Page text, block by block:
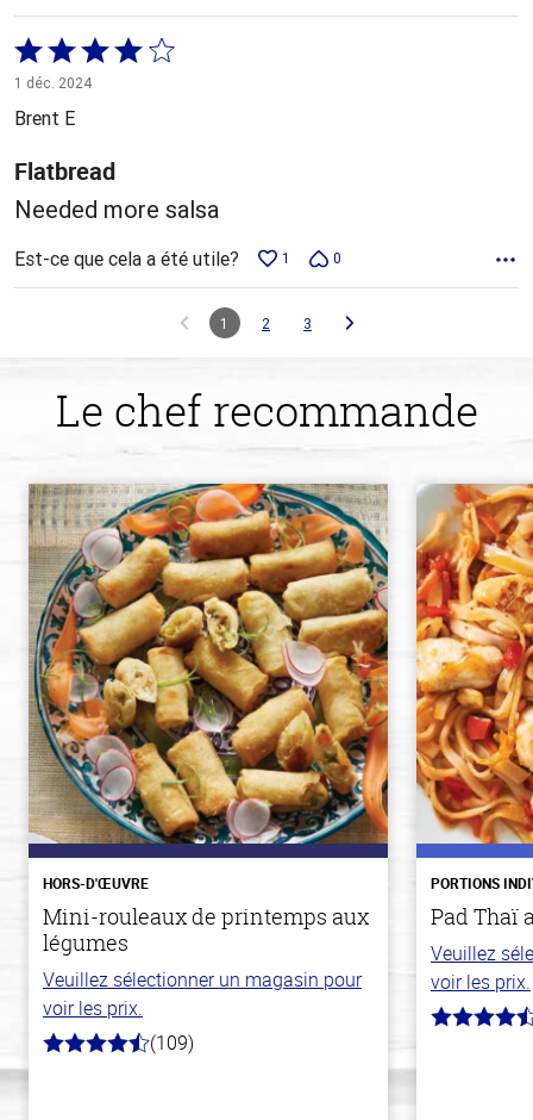
Coté
4 sur
5
1 déc. 2024
Brent E
Flatbread
Needed more salsa
Est-ce que cela a été utile? 1 0
1 2 3
Le chef recommande
HORS-D'ŒUVRE
Mini-rouleaux de printemps aux
légumes
Veuillez sélectionner un magasin pour
voir les prix.
4.8
(109)
PORTIONS
Pad Thaï
Veuillez
voir les prix.
4.3